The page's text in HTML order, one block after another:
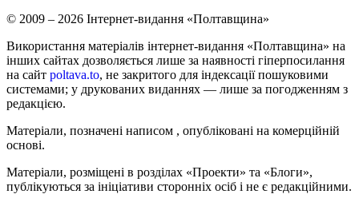
© 2009 – 2026 Інтернет-видання «Полтавщина»
Використання матеріалів інтернет-видання «Полтавщина» на
інших сайтах дозволяється лише за наявності гіперпосилання
на сайт poltava.to, не закритого для індексації пошуковими
системами; у друкованих виданнях — лише за погодженням з
редакцією.
Матеріали, позначені написом , опубліковані на комерційній
основі.
Матеріали, розміщені в розділах «Проекти» та «Блоги»,
публікуються за ініціативи сторонніх осіб і не є редакційними.